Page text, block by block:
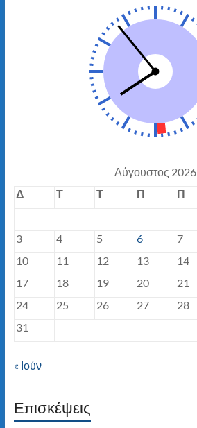
Αύγουστος 2026
Δ
Τ Τ Π Π
3
4 5 6 7
10
11 12 13 14
17
18 19 20 21
24
25 26 27 28
31
« Ιούν
Επισκέψεις